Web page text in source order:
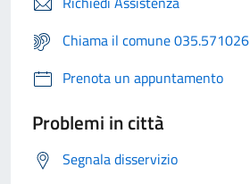
Chiama il comune 035.571026
Prenota un appuntamento
Problemi in città
Segnala disservizio